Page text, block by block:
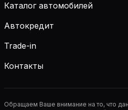
Каталог автомобилей
Автокредит
Trade-in
Контакты
Обращаем Ваше внимание на то, что